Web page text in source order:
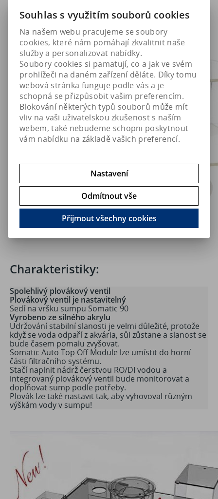
Charakteristiky:
Spolehlivý plovákový ventil
Plovákový ventil je nastavitelný
Sedí na vršku sumpu Somatic 90
Vyrobeno ze silného akrylu
Udržování stabilní slanosti je velmi důležité, protože
když se voda odpaří z akvária, sůl zůstane a slanost se
bude časem pomalu zvyšovat.
Somatic Auto Top Off Module lze umístit do horní
části filtračního systému.
Stačí naplnit nádrž čerstvou RO/DI vodou a
integrovaný plovákový ventil bude monitorovat a
doplňovat sump podle potřeby.
Plovák lze také nastavit tak, aby vyhovoval různým
výškám vody v sumpu!
Souhlas s využitím souborů cookies
Na našem webu pracujeme se soubory
cookies, které nám pomáhají zkvalitnit naše
služby a personalizovat nabídky.
Soubory cookies si pamatují, co a jak ve svém
prohlížeči na daném zařízení děláte. Díky tomu
webová stránka funguje podle vás a je
schopná se přizpůsobit vašim preferencím.
Blokování některých typů souborů může mít
vliv na vaši uživatelskou zkušenost s naším
webem, také nebudeme schopni poskytnout
vám nabídku na základě vašich preferencí.
Nastavení
Odmítnout vše
Přijmout všechny cookies